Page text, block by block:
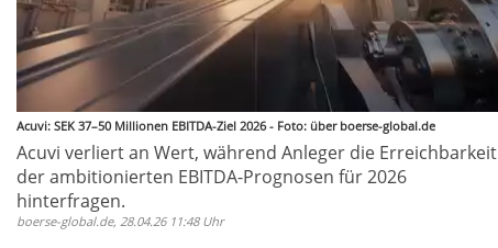
Acuvi: SEK 37–50 Millionen EBITDA-Ziel 2026 - Foto: über boerse-global.de
Acuvi verliert an Wert, während Anleger die Erreichbarkeit
der ambitionierten EBITDA-Prognosen für 2026
hinterfragen.
boerse-global.de, 28.04.26 11:48 Uhr